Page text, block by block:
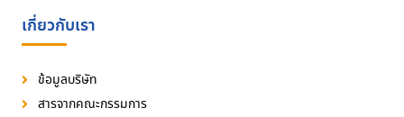
เกี่ยวกับเรา
ข้อมูลบริษัท
สารจากคณะกรรมการ